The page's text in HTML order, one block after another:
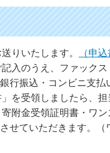
りいたします。
（申
入のうえ、ファック
行振込・コンビニ支払
を受領しましたら、
附金受領証明書・ワ
せていただきます。（